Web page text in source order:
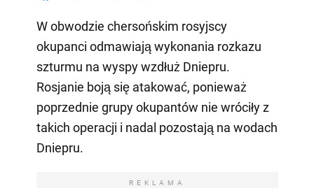
W obwodzie chersońskim rosyjscy
okupanci odmawiają wykonania rozkazu
szturmu na wyspy wzdłuż Dniepru.
Rosjanie boją się atakować, ponieważ
poprzednie grupy okupantów nie wróciły z
takich operacji i nadal pozostają na wodach
Dniepru.
REKLAMA